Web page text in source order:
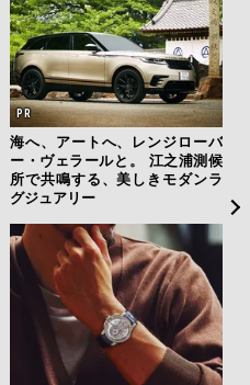
海へ、アートへ、レンジローバ
ー・ヴェラールと。 江之浦測候
所で共鳴する、美しきモダンラ
グジュアリー
な